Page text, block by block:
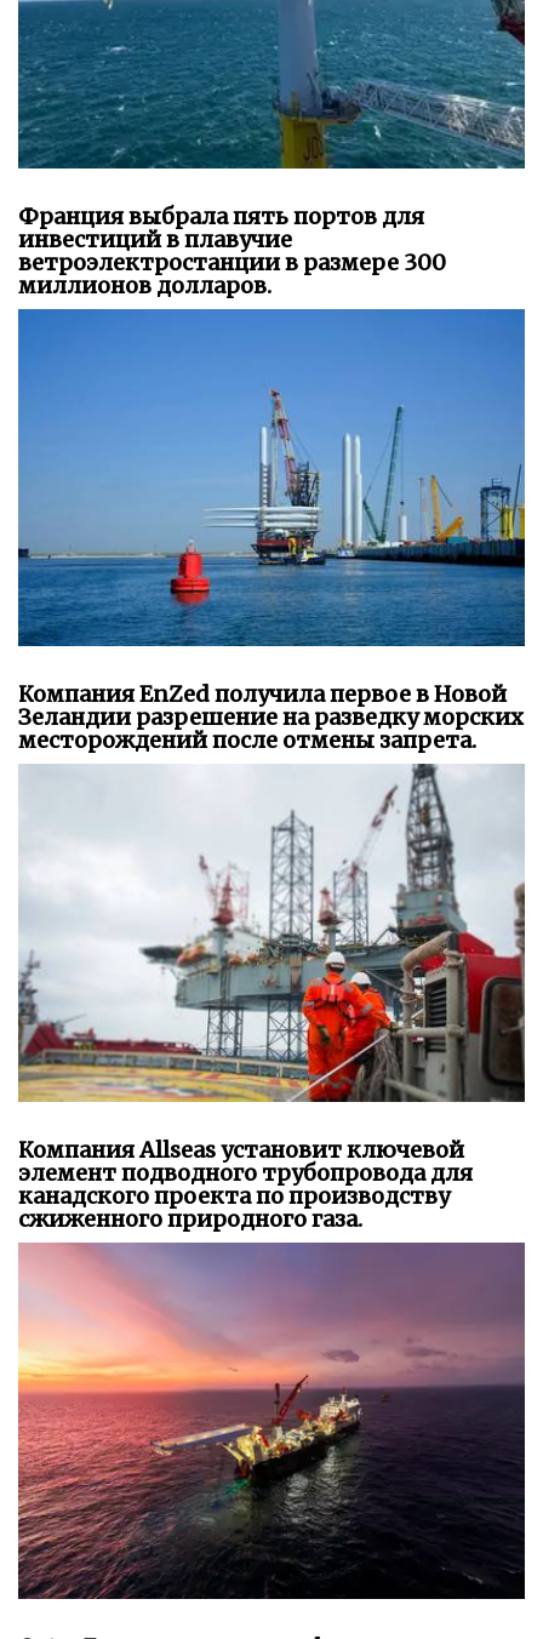
Франция выбрала пять портов для
инвестиций в плавучие
ветроэлектростанции в размере 300
миллионов долларов.
Компания EnZed получила первое в Новой
Зеландии разрешение на разведку морских
месторождений после отмены запрета.
Компания Allseas установит ключевой
элемент подводного трубопровода для
канадского проекта по производству
сжиженного природного газа.